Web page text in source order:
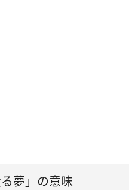
夢」の意味